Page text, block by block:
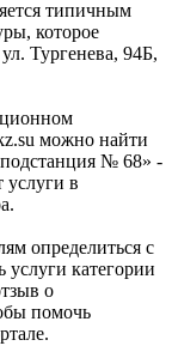
типичным
которое
Тургенева, 94Б,
можно найти
№ 68» -
услуги в
определиться с
услуги категории
о
помочь